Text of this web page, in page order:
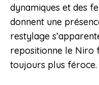
dynamiques et des
donnent une
restylage
repositionne le Niro
toujours plus féroce.